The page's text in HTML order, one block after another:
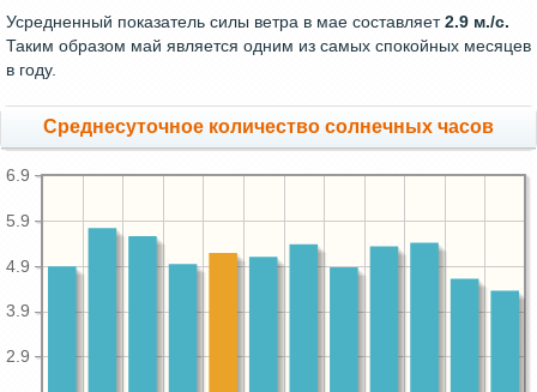
Усредненный показатель силы ветра в мае составляет2.9 м./с.
Таким образом май является одним из самых спокойных месяцев
в году.
Среднесуточное количество солнечных часов
2.9
3.9
4.9
5.9
6.9